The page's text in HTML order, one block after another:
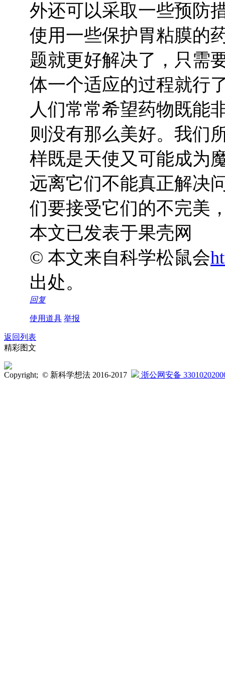
外还可以采取一些预防
使用一些保护胃粘膜的
题就更好解决了，只需
体一个适应的过程就行
人们常常希望药物既能
则没有那么美好。我们
样既是天使又可能成为
远离它们不能真正解决
们要接受它们的不完美
本文已发表于果壳网
© 本文来自科学松鼠会
出处。
回复
使用道具 举报
返回列表
精彩图文
Copyright; © 新科学想法 2016-2017 浙公网安备